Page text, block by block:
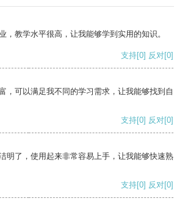
，教学水平很高，让我能够学到实用的知识。
支持[0] 反对[0]
，可以满足我不同的学习需求，让我能够找到自
支持[0] 反对[0]
明了，使用起来非常容易上手，让我能够快速熟
支持[0] 反对[0]